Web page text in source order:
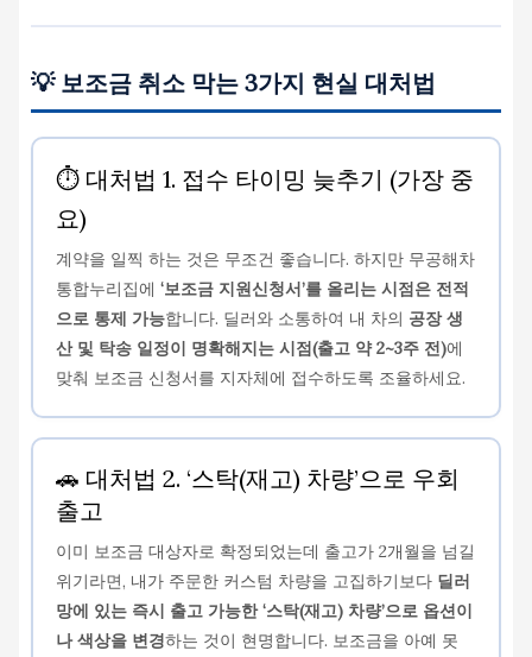
💡 보조금 취소 막는 3가지 현실 대처법
⏱️ 대처법 1. 접수 타이밍 늦추기 (가장 중
요)
계약을 일찍 하는 것은 무조건 좋습니다. 하지만 무공해차
통합누리집에‘보조금 지원신청서’를 올리는 시점은 전적
으로 통제 가능합니다. 딜러와 소통하여 내 차의 공장 생
산 및 탁송 일정이 명확해지는 시점(출고 약 2~3주 전)에
맞춰 보조금 신청서를 지자체에 접수하도록 조율하세요.
🚗 대처법 2. ‘스탁(재고) 차량’으로 우회
출고
이미 보조금 대상자로 확정되었는데 출고가 2개월을 넘길
위기라면, 내가 주문한 커스텀 차량을 고집하기보다 딜러
망에 있는 즉시 출고 가능한 ‘스탁(재고) 차량’으로 옵션이
나 색상을 변경하는 것이 현명합니다. 보조금을 아예 못